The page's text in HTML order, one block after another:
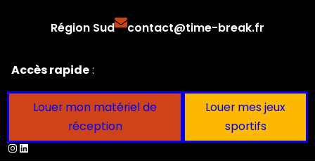
Région Sud contact@time-break.fr
Accès rapide:
Louer mon matériel de
réception
Louer mes jeux
sportifs
Instagram
LinkedIn